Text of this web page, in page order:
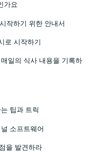
가요
작하기 위한 안내서
로 시작하기
일의 식사 내용을 기록하
팁과 트릭
소프트웨어
을 발견하라